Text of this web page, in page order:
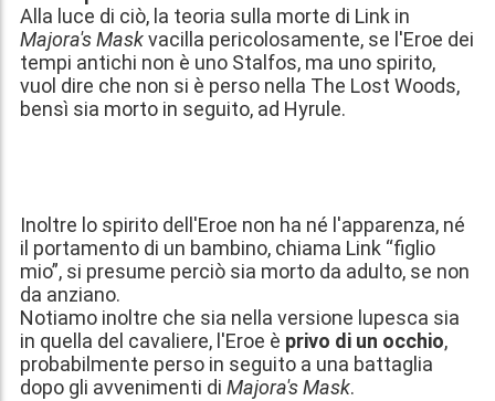
Alla luce di ciò, la teoria sulla morte di Link in
Majora's Maskvacilla pericolosamente, se l'Eroe dei
tempi antichi non è uno Stalfos, ma uno spirito,
vuol dire che non si è perso nella The Lost Woods,
bensì sia morto in seguito, ad Hyrule.
Inoltre lo spirito dell'Eroe non ha né l'apparenza, né
il portamento di un bambino, chiama Link “figlio
mio”, si presume perciò sia morto da adulto, se non
da anziano.
Notiamo inoltre che sia nella versione lupesca sia
in quella del cavaliere, l'Eroe è privo di un occhio,
probabilmente perso in seguito a una battaglia
dopo gli avvenimenti di Majora's Mask.